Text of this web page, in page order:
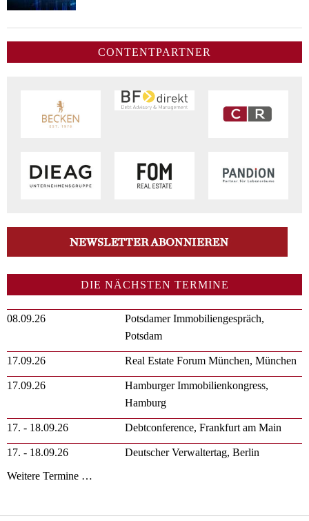
CONTENTPARTNER
DIE NÄCHSTEN TERMINE
08.09.26
Potsdamer Immobiliengespräch,
Potsdam
17.09.26 Real Estate Forum München, München
17.09.26
Hamburger Immobilienkongress,
Hamburg
17. - 18.09.26 Debtconference, Frankfurt am Main
17. - 18.09.26
Deutscher Verwaltertag, Berlin
Weitere Termine …